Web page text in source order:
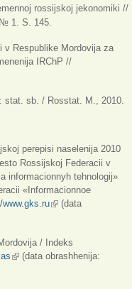
rossijskoj jekonomiki //
1. S. 145.
Respublike Mordovija za
IRChP //
stat. sb. / Rosstat. M., 2010.
perepisi naselenija 2010
Rossijskoj Federacii v
informacionnyh tehnologij»
«Informacionnoe
www.gks.ru(link is external)
(data
/ Indeks
(link is external)
(data obrashhenija: